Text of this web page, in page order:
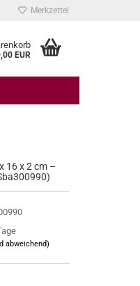
Merkzettel
EUR
16 x 2 cm –
abweichend)